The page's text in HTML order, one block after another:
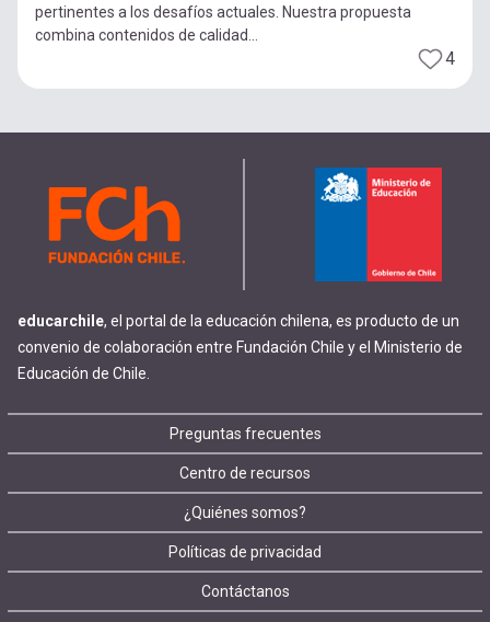
pertinentes a los desafíos actuales. Nuestra propuesta
combina contenidos de calidad...
4
educarchile, el portal de la educación chilena, es producto de un
convenio de colaboración entre Fundación Chile y el Ministerio de
Educación de Chile.
Footer
menu
Preguntas frecuentes
Centro de recursos
¿Quiénes somos?
Políticas de privacidad
Contáctanos